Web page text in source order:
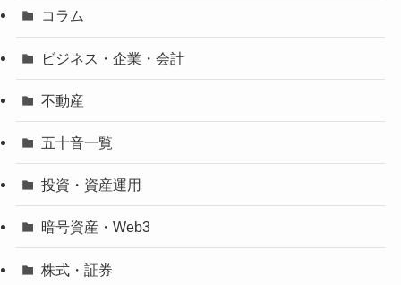
コラム
ビジネス・企業・会計
不動産
五十音一覧
投資・資産運用
暗号資産・Web3
株式・証券